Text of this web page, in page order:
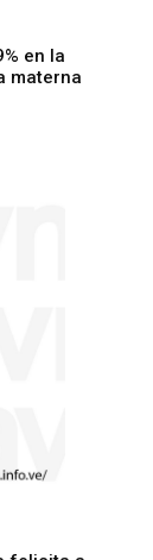
en la
materna